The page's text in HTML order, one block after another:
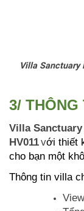
Villa Sanctuary
3/
Villa
HV011với thiết
cho bạn một
Thông tin villa